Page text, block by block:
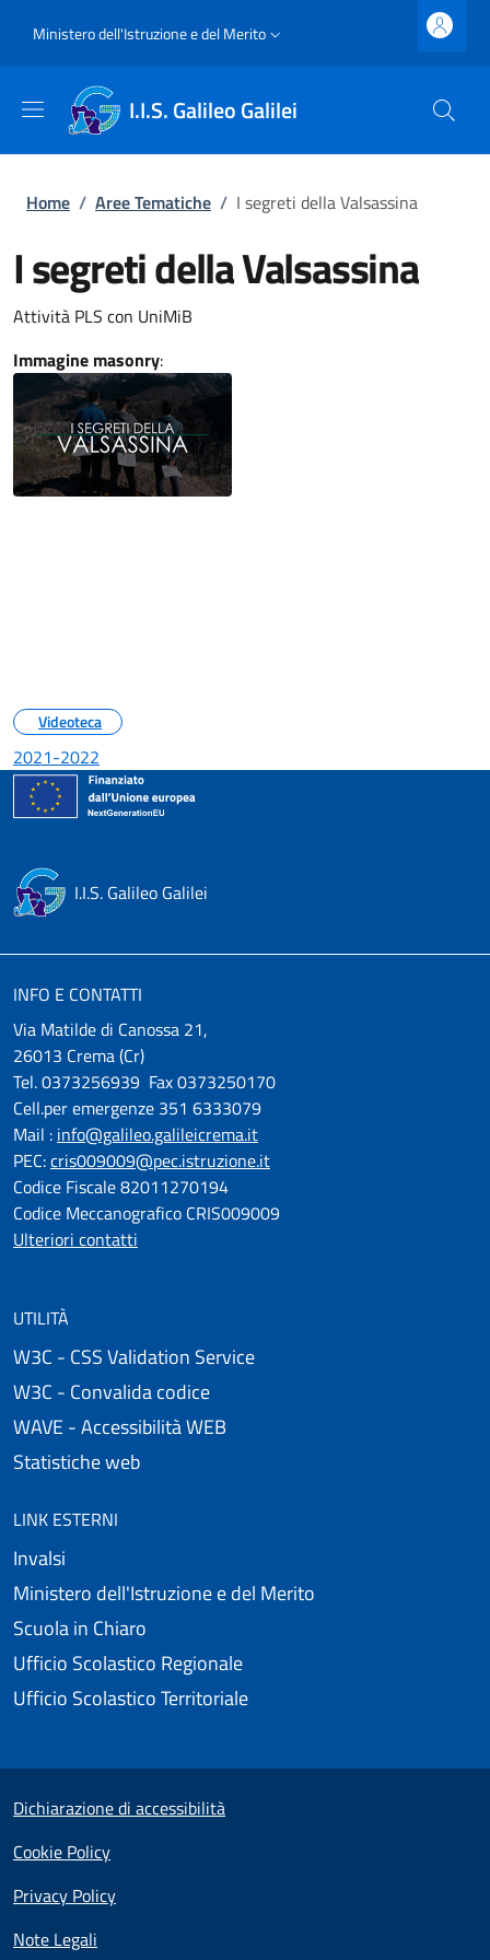
Slim top
Ministero dell'Istruzione e del Merito
I.I.S. Galileo Galilei
Briciole di pane
Home / Aree Tematiche / I segreti della Valsassina
I segreti della Valsassina
Attività PLS con UniMiB
Immagine masonry:
Videoteca
2021-2022
I.I.S. Galileo Galilei
INFO E CONTATTI
Via Matilde di Canossa 21,
26013 Crema (Cr)
Tel. 0373256939 Fax 0373250170
Cell.per emergenze 351 6333079
Mail : info@galileo.galileicrema.it
PEC:cris009009@pec.istruzione.it
Codice Fiscale 82011270194
Codice Meccanografico CRIS009009
Ulteriori contatti
UTILITÀ
W3C - CSS Validation Service
W3C - Convalida codice
WAVE - Accessibilità WEB
Statistiche web
LINK ESTERNI
Invalsi
Ministero dell'Istruzione e del Merito
Scuola in Chiaro
Ufficio Scolastico Regionale
Ufficio Scolastico Territoriale
Small prints
Dichiarazione di accessibilità
Cookie Policy
Privacy Policy
Note Legali